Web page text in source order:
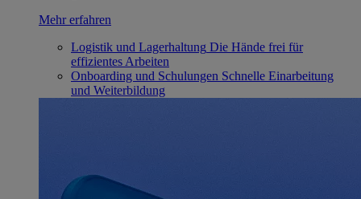
Mehr erfahren
Logistik und Lagerhaltung Die Hände frei für
effizientes Arbeiten
Onboarding und Schulungen Schnelle Einarbeitung
und Weiterbildung